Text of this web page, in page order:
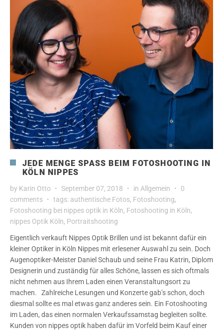
JEDE MENGE SPASS BEIM FOTOSHOOTING IN K
ÖLN NIPPES
by Karin Otto September 07, 2018 in Allgemein
0
comments
tags: authentische Fotos, Fotoshooting,
Fotoshooting bei nippes optik in Köln, Fotoshooting in Köln,
nippes Optik Köln, Portraitshooting
Eigentlich verkauft Nippes Optik Brillen und ist bekannt dafür ein
kleiner Optiker in Köln Nippes mit erlesener Auswahl zu sein. Doch
Augenoptiker-Meister Daniel Schaub und seine Frau Katrin, Diplom
Designerin und zuständig für alles Schöne, lassen es sich oftmals
nicht nehmen aus Ihrem Laden einen Veranstaltungsort zu
machen. Zahlreiche Lesungen und Konzerte gab’s schon, doch
diesmal sollte es mal etwas ganz anderes sein. Ein Fotoshooting
im Laden, das einen normalen Verkaufssamstag begleiten sollte.
Kunden von nippes optik haben dafür im Vorfeld beim Kauf einer